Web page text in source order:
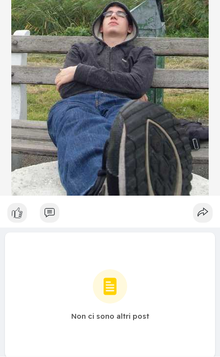
Non ci sono altri post